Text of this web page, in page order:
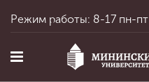
Режим работы: 8-17 пн-пт